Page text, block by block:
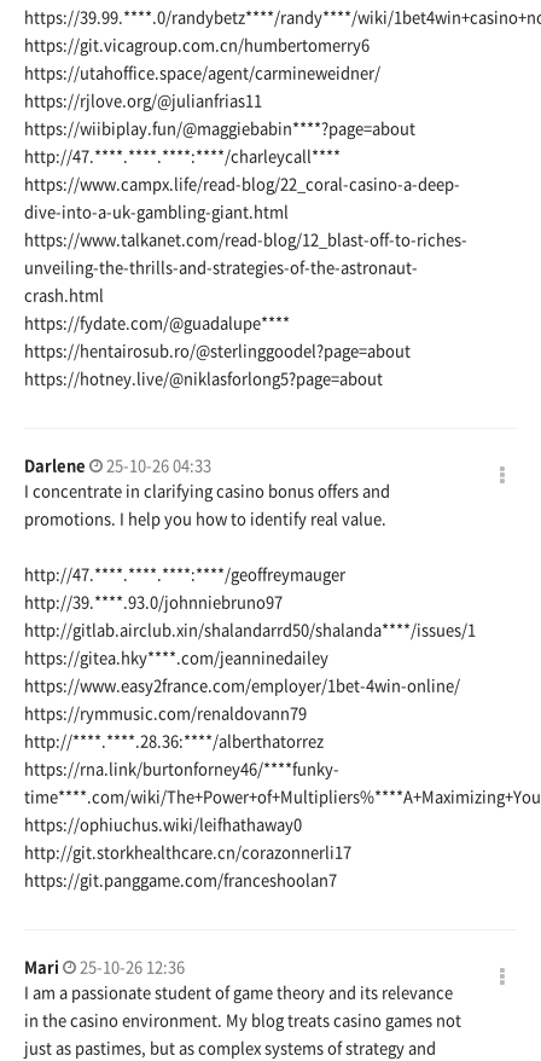
https://39.99. ****.0/randybetz****/randy****/wiki/
https://git.vicagroup.com.cn/humbertomerry6
https://utahoffice.space/agent/carmineweidner/
https://rjlove.org/@julianfrias11
https://wiibiplay.fun/@maggiebabin****?page=about
http://47.****.****.****:****/charleycall****
https://www.campx.life/read-blog/22_coral-casino-a-deep-
dive-into-a-uk-gambling-giant.html
https://www.talkanet.com/read-blog/12_blast-off-to-riches-
unveiling-the-thrills-and-strategies-of-the-astronaut-
crash.html
https://fydate.com/@guadalupe****
https://hentairosub.ro/@sterlinggoodel?page=about
https://hotney.live/@niklasforlong5?page=about
Darlene
25-10-26 04:33
I concentrate in clarifying casino bonus offers and
promotions. I help you how to identify real value.
http://47.****.****.****:****/geoffreymauger
http://39.****.93.0/johnniebruno97
http://gitlab.airclub.xin/shalandarrd50/shalanda****/issues/1
https://gitea.hky****.com/jeanninedailey
https://www.easy2france.com/employer/1bet-4win-online/
https://rymmusic.com/renaldovann79
http://****.****.28.36:****/alberthatorrez
https://rna.link/burtonforney46/****funky-
time****.com/wiki/
https://ophiuchus.wiki/leifhathaway0
http://git.storkhealthcare.cn/corazonnerli17
https://git.panggame.com/franceshoolan7
Mari
25-10-26 12:36
I am a passionate student of game theory and its relevance
in the casino environment. My blog treats casino games not
just as pastimes, but as complex systems of strategy and